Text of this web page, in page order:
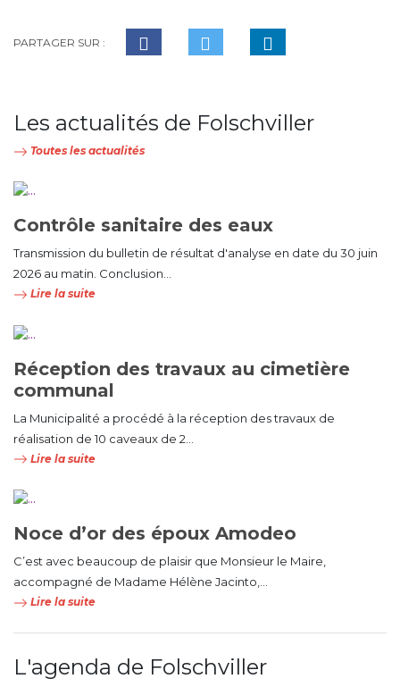
PARTAGER SUR :
Les actualités de Folschviller
Toutes les actualités
Contrôle sanitaire des eaux
Transmission du bulletin de résultat d'analyse en date du 30 juin
2026 au matin. Conclusion...
Lire la suite
Réception des travaux au cimetière
communal
La Municipalité a procédé à la réception des travaux de
réalisation de 10 caveaux de 2...
Lire la suite
Noce d’or des époux Amodeo
C’est avec beaucoup de plaisir que Monsieur le Maire,
accompagné de Madame Hélène Jacinto,...
Lire la suite
L'agenda de Folschviller